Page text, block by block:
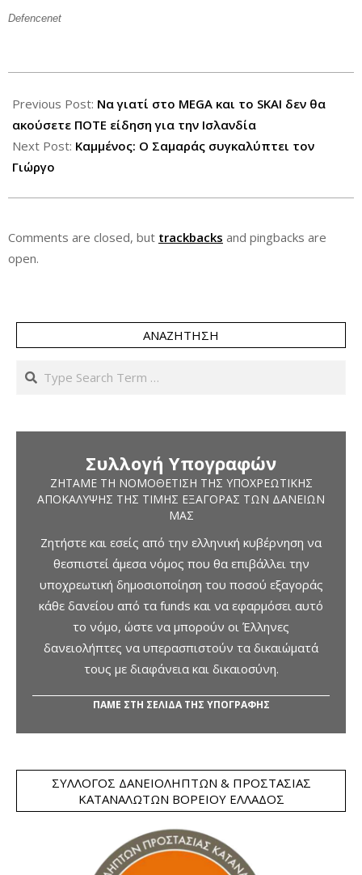
Defencenet
12-
09
Previous Post: Να γιατί στο MEGA και το SKAI δεν θα
ακούσετε ΠΟΤΕ είδηση για την Ισλανδία
Next Post: Καμμένος: Ο Σαμαράς συγκαλύπτει τον
Γιώργο
Comments are closed, but trackbacks and pingbacks are
open.
ΑΝΑΖΉΤΗΣΗ
Search
Συλλογή Υπογραφών
ΖΗΤΆΜΕ ΤΗ ΝΟΜΟΘΈΤΙΣΗ ΤΗΣ ΥΠΟΧΡΕΩΤΙΚΉΣ
ΑΠΟΚΆΛΥΨΗΣ ΤΗΣ ΤΙΜΉΣ ΕΞΑΓΟΡΆΣ ΤΩΝ ΔΑΝΕΊΩΝ
ΜΑΣ
Ζητήστε και εσείς από την ελληνική κυβέρνηση να
θεσπιστεί άμεσα νόμος που θα επιβάλλει την
υποχρεωτική δημοσιοποίηση του ποσού εξαγοράς
κάθε δανείου από τα funds και να εφαρμόσει αυτό
το νόμο, ώστε να μπορούν οι Έλληνες
δανειολήπτες να υπερασπιστούν τα δικαιώματά
τους με διαφάνεια και δικαιοσύνη.
ΠΑΜΕ ΣΤΗ ΣΕΛΙΔΑ ΤΗΣ ΥΠΟΓΡΑΦΗΣ
ΣΎΛΛΟΓΟΣ ΔΑΝΕΙΟΛΗΠΤΏΝ & ΠΡΟΣΤΑΣΊΑΣ
ΚΑΤΑΝΑΛΩΤΏΝ ΒΟΡΕΊΟΥ ΕΛΛΆΔΟΣ